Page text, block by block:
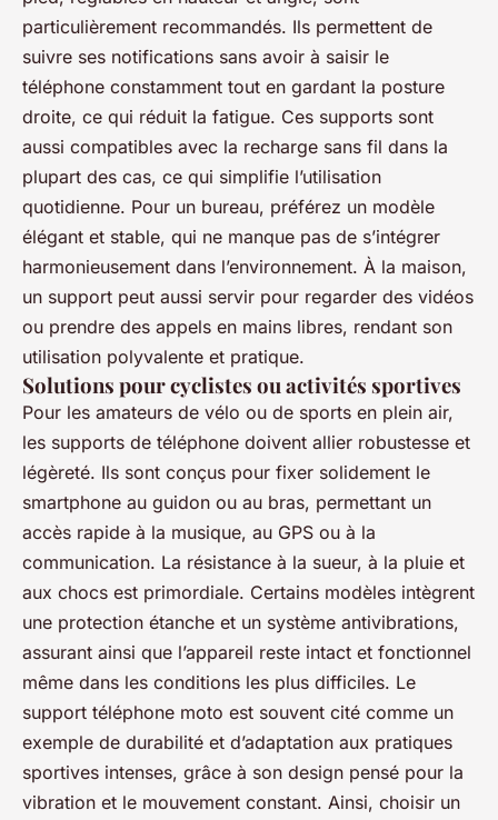
particulièrement recommandés. Ils permettent de
suivre ses notifications sans avoir à saisir le
téléphone constamment tout en gardant la posture
droite, ce qui réduit la fatigue. Ces supports sont
aussi compatibles avec la recharge sans fil dans la
plupart des cas, ce qui simplifie l’utilisation
quotidienne. Pour un bureau, préférez un modèle
élégant et stable, qui ne manque pas de s’intégrer
harmonieusement dans l’environnement. À la maison,
un support peut aussi servir pour regarder des vidéos
ou prendre des appels en mains libres, rendant son
utilisation polyvalente et pratique.
Solutions pour cyclistes ou activités sportives
Pour les amateurs de vélo ou de sports en plein air,
les supports de téléphone doivent allier robustesse et
légèreté. Ils sont conçus pour fixer solidement le
smartphone au guidon ou au bras, permettant un
accès rapide à la musique, au GPS ou à la
communication. La résistance à la sueur, à la pluie et
aux chocs est primordiale. Certains modèles intègrent
une protection étanche et un système antivibrations,
assurant ainsi que l’appareil reste intact et fonctionnel
même dans les conditions les plus difficiles. Le
support téléphone moto est souvent cité comme un
exemple de durabilité et d’adaptation aux pratiques
sportives intenses, grâce à son design pensé pour la
vibration et le mouvement constant. Ainsi, choisir un